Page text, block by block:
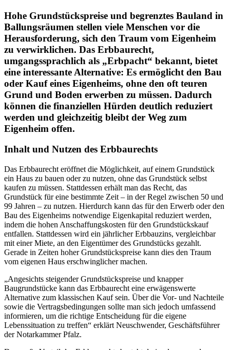
Hohe Grundstückspreise und begrenztes Bauland in
Ballungsräumen stellen viele Menschen vor die
Herausforderung, sich den Traum vom Eigenheim
zu verwirklichen. Das Erbbaurecht,
umgangssprachlich als „Erbpacht“ bekannt, bietet
eine interessante Alternative: Es ermöglicht den Bau
oder Kauf eines Eigenheims, ohne den oft teuren
Grund und Boden erwerben zu müssen. Dadurch
können die finanziellen Hürden deutlich reduziert
werden und gleichzeitig bleibt der Weg zum
Eigenheim offen.
Inhalt und Nutzen des Erbbaurechts
Das Erbbaurecht eröffnet die Möglichkeit, auf einem Grundstück
ein Haus zu bauen oder zu nutzen, ohne das Grundstück selbst
kaufen zu müssen. Stattdessen erhält man das Recht, das
Grundstück für eine bestimmte Zeit – in der Regel zwischen 50 und
99 Jahren – zu nutzen. Hierdurch kann das für den Erwerb oder den
Bau des Eigenheims notwendige Eigenkapital reduziert werden,
indem die hohen Anschaffungskosten für den Grundstückskauf
entfallen. Stattdessen wird ein jährlicher Erbbauzins, vergleichbar
mit einer Miete, an den Eigentümer des Grundstücks gezahlt.
Gerade in Zeiten hoher Grundstückspreise kann dies den Traum
vom eigenen Haus erschwinglicher machen.
„Angesichts steigender Grundstückspreise und knapper
Baugrundstücke kann das Erbbaurecht eine erwägenswerte
Alternative zum klassischen Kauf sein. Über die Vor- und Nachteile
sowie die Vertragsbedingungen sollte man sich jedoch umfassend
informieren, um die richtige Entscheidung für die eigene
Lebenssituation zu treffen“ erklärt Neuschwender, Geschäftsführer
der Notarkammer Pfalz.